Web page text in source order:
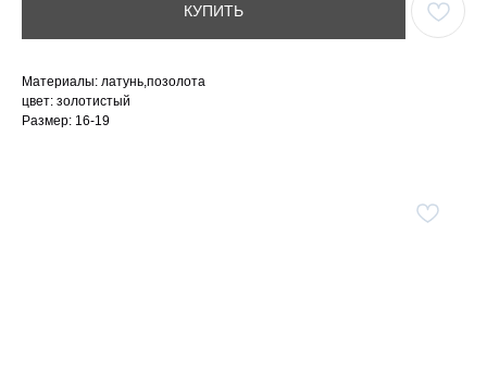
КУПИТЬ
Материалы: латунь,позолота
цвет: золотистый
Размер: 16-19